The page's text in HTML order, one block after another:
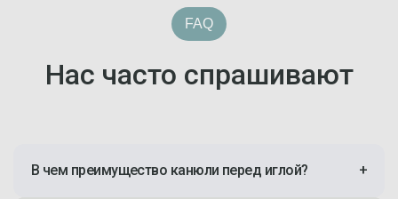
FAQ
Нас часто спрашивают
В чем преимущество канюли перед иглой? +